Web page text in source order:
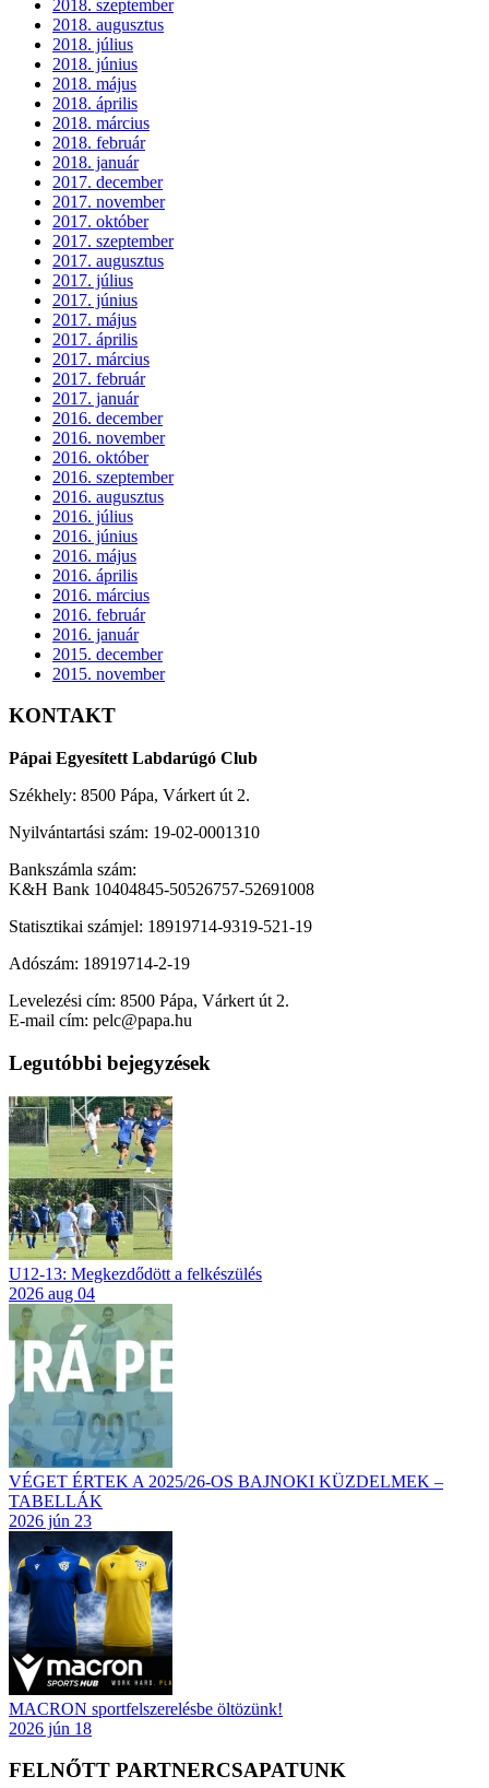
2018. szeptember
2018. augusztus
2018. július
2018. június
2018. május
2018. április
2018. március
2018. február
2018. január
2017. december
2017. november
2017. október
2017. szeptember
2017. augusztus
2017. július
2017. június
2017. május
2017. április
2017. március
2017. február
2017. január
2016. december
2016. november
2016. október
2016. szeptember
2016. augusztus
2016. július
2016. június
2016. május
2016. április
2016. március
2016. február
2016. január
2015. december
2015. november
KONTAKT
Pápai Egyesített Labdarúgó Club
Székhely: 8500 Pápa, Várkert út 2.
Nyilvántartási szám: 19-02-0001310
Bankszámla szám:
K&H Bank 10404845-50526757-52691008
Statisztikai számjel: 18919714-9319-521-19
Adószám: 18919714-2-19
Levelezési cím: 8500 Pápa, Várkert út 2.
E-mail cím: pelc@papa.hu
Legutóbbi bejegyzések
U12-13: Megkezdődött a felkészülés
2026 aug 04
VÉGET ÉRTEK A 2025/26-OS BAJNOKI KÜZDELMEK –
TABELLÁK
2026 jún 23
MACRON sportfelszerelésbe öltözünk!
2026 jún 18
FELNŐTT PARTNERCSAPATUNK